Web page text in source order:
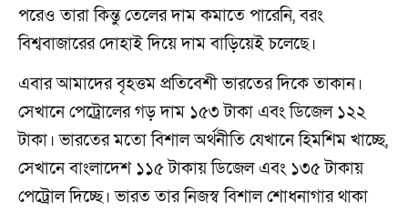
পরেও তারা কিন্তু তেলের দাম কমাতে পারেনি, বরং
বিশ্ববাজারের দোহাই দিয়ে দাম বাড়িয়েই চলেছে।
এবার আমাদের বৃহত্তম প্রতিবেশী ভারতের দিকে তাকান।
সেখানে পেট্রোলের গড় দাম ১৫৩ টাকা এবং ডিজেল ১২২
টাকা। ভারতের মতো বিশাল অর্থনীতি যেখানে হিমশিম খাচ্ছে,
সেখানে বাংলাদেশ ১১৫ টাকায় ডিজেল এবং ১৩৫ টাকায়
পেট্রোল দিচ্ছে। ভারত তার নিজস্ব বিশাল শোধনাগার থাকা